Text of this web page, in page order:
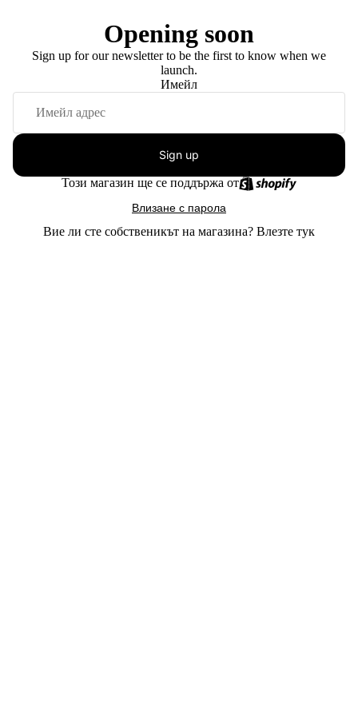
Opening soon
Sign up for our newsletter to be the first to know when we
launch.
Имейл
Sign up
Този магазин ще се поддържа от
Влизане с парола
Вие ли сте собственикът на магазина? Влезте тук